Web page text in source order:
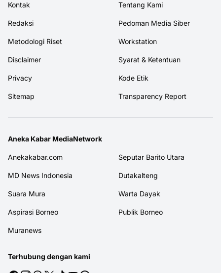
Kontak Tentang Kami
Redaksi Pedoman Media Siber
Metodologi Riset Workstation
Disclaimer Syarat & Ketentuan
Privacy Kode Etik
Sitemap Transparency Report
Aneka Kabar MediaNetwork
Anekakabar.com Seputar Barito Utara
MD News Indonesia Dutakalteng
Suara Mura Warta Dayak
Aspirasi Borneo Publik Borneo
Muranews
Terhubung dengan kami